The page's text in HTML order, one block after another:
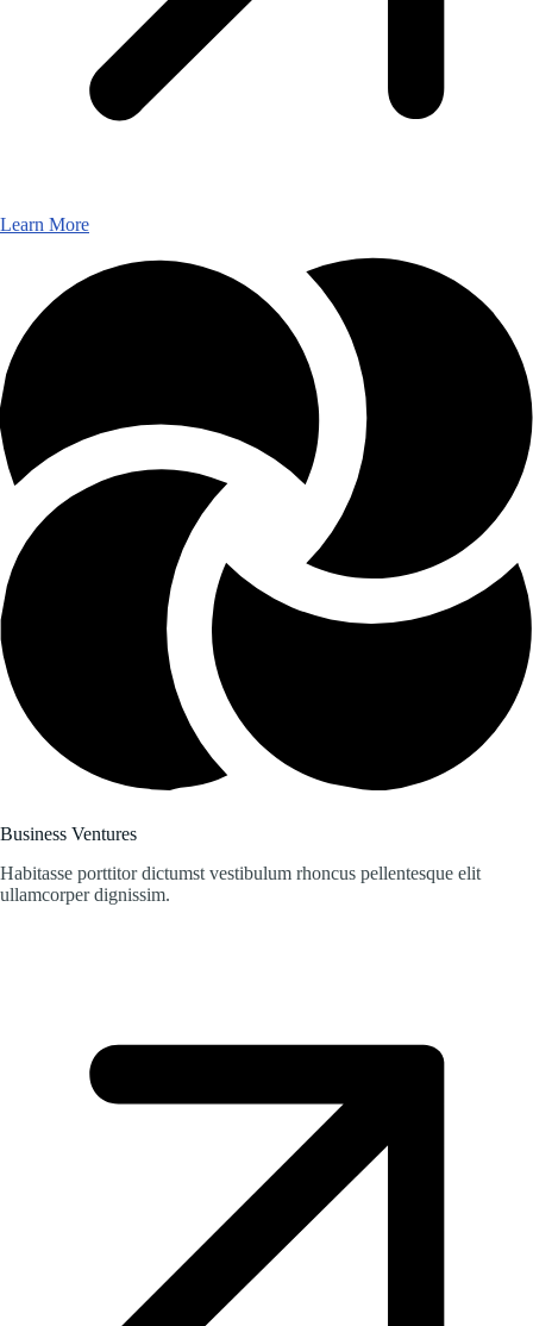
Learn More
Business Ventures
Habitasse porttitor dictumst vestibulum rhoncus pellentesque elit
ullamcorper dignissim.